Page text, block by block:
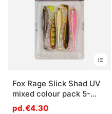
Fox Rage Slick Shad UV
mixed colour pack 5-
pack
pd.€4.30